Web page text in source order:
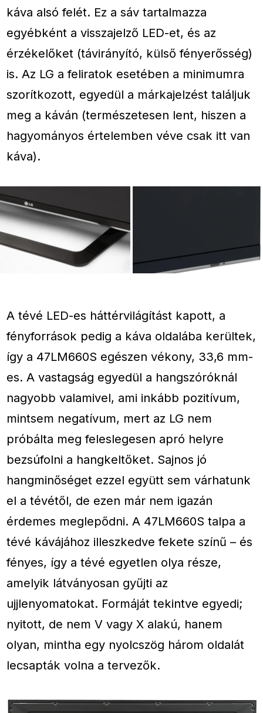
káva alsó felét. Ez a sáv tartalmazza
egyébként a visszajelző LED-et, és az
érzékelőket (távirányító, külső fényerősség)
is. Az LG a feliratok esetében a minimumra
szorítkozott, egyedül a márkajelzést találjuk
meg a káván (természetesen lent, hiszen a
hagyományos értelemben véve csak itt van
káva).
A tévé LED-es háttérvilágítást kapott, a
fényforrások pedig a káva oldalába kerültek,
így a 47LM660S egészen vékony, 33,6 mm-
es. A vastagság egyedül a hangszóróknál
nagyobb valamivel, ami inkább pozitívum,
mintsem negatívum, mert az LG nem
próbálta meg feleslegesen apró helyre
bezsúfolni a hangkeltőket. Sajnos jó
hangminőséget ezzel együtt sem várhatunk
el a tévétől, de ezen már nem igazán
érdemes meglepődni. A 47LM660S talpa a
tévé kávájához illeszkedve fekete színű – és
fényes, így a tévé egyetlen olya része,
amelyik látványosan gyűjti az
ujjlenyomatokat. Formáját tekintve egyedi;
nyitott, de nem V vagy X alakú, hanem
olyan, mintha egy nyolcszög három oldalát
lecsapták volna a tervezők.